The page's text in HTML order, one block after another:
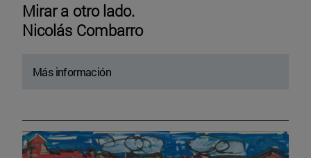
Mirar a otro lado.
Nicolás Combarro
Más información